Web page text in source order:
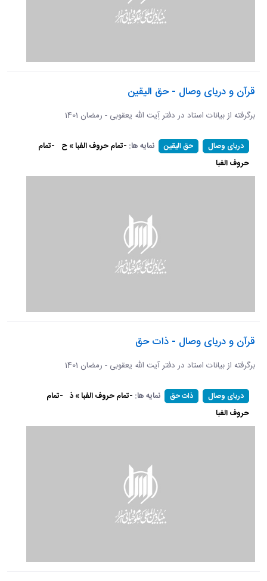
قرآن و دریای وصال - حق الیقین
برگرفته از بیانات استاد در دفتر آِیت الله یعقوبی - رمضان 1401
دریای وصال حق الیقین نمایه ها: -تمام حروف الفبا » ح -تمام
حروف الفبا
قرآن و دریای وصال - ذات حق
برگرفته از بیانات استاد در دفتر آیت الله یعقوبی - رمضان 1401
دریای وصال ذات حق نمایه ها: -تمام حروف الفبا » ذ -تمام
حروف الفبا